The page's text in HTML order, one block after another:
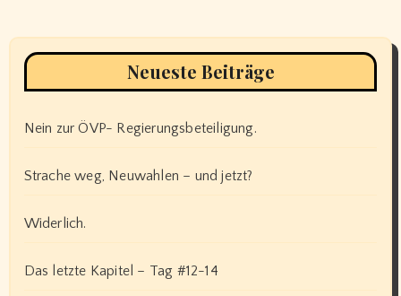
Neueste Beiträge
Nein zur ÖVP- Regierungsbeteiligung.
Strache weg, Neuwahlen – und jetzt?
Widerlich.
Das letzte Kapitel – Tag #12-14